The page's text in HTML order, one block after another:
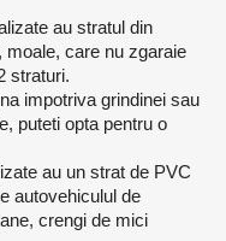
au stratul din
moale, care nu zgaraie
straturi.
impotriva grindinei sau
puteti opta pentru o
au un strat de PVC
autovehiculul de
crengi de mici